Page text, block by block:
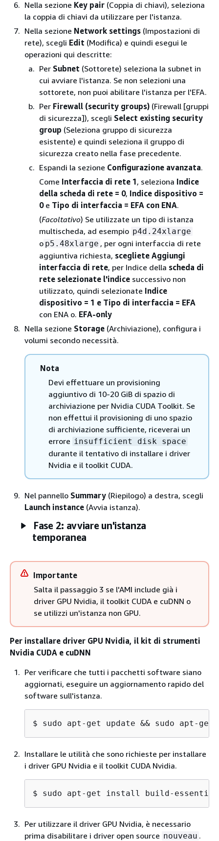
Nella sezione Key pair (Coppia di chiavi), seleziona
la coppia di chiavi da utilizzare per l'istanza.
Nella sezione Network settings (Impostazioni di
rete), scegli Edit (Modifica) e quindi esegui le
operazioni qui descritte:
Per Subnet (Sottorete) seleziona la subnet in
cui avviare l'istanza. Se non selezioni una
sottorete, non puoi abilitare l'istanza per l'EFA.
Per Firewall (security groups) (Firewall [gruppi
di sicurezza]), scegli Select existing security
group (Seleziona gruppo di sicurezza
esistente) e quindi seleziona il gruppo di
sicurezza creato nella fase precedente.
Espandi la sezione Configurazione avanzata.
Come Interfaccia di rete 1, seleziona Indice
della scheda di rete = 0, Indice dispositivo =
0e Tipo di interfaccia = EFA con ENA.
(Facoltativo) Se utilizzate un tipo di istanza
multischeda, ad esempio p4d.24xlarge
o p5.48xlarge , per ogni interfaccia di rete
aggiuntiva richiesta, scegliete Aggiungi
interfaccia di rete, per Indice della scheda di
rete selezionate l'indice successivo non
utilizzato, quindi selezionate Indice
dispositivo = 1 e Tipo di interfaccia = EFA
con ENA o. EFA-only
Nella sezione Storage (Archiviazione), configura i
volumi secondo necessità.
Nota
Devi effettuare un provisioning
aggiuntivo di 10-20 GiB di spazio di
archiviazione per Nvidia CUDA Toolkit. Se
non effettui il provisioning di uno spazio
di archiviazione sufficiente, riceverai un
errore insufficient disk space
durante il tentativo di installare i driver
Nvidia e il toolkit CUDA.
Nel pannello Summary (Riepilogo) a destra, scegli
Launch instance (Avvia istanza).
Fase 2: avviare un'istanza
temporanea
Importante
Salta il passaggio 3 se l'AMI include già i
driver GPU Nvidia, il toolkit CUDA e cuDNN o
se utilizzi un'istanza non GPU.
Per installare driver GPU Nvidia, il kit di strumenti
Nvidia CUDA e cuDNN
Per verificare che tutti i pacchetti software siano
aggiornati, eseguire un aggiornamento rapido del
software sull'istanza.
$ sudo apt-get update && sudo apt-get
Installare le utilità che sono richieste per installare
i driver GPU Nvidia e il toolkit CUDA Nvidia.
$ sudo apt-get install build-
Per utilizzare il driver GPU Nvidia, è necessario
prima disabilitare i driver open source nouveau .